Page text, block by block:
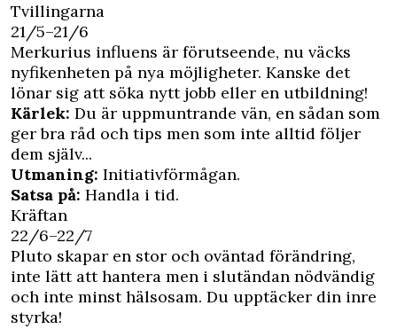
Tvillingarna
21/5–21/6
Merkurius influens är förutseende, nu väcks
nyfikenheten på nya möjligheter. Kanske det
lönar sig att söka nytt jobb eller en utbildning!
Kärlek: Du är uppmuntrande vän, en sådan som
ger bra råd och tips men som inte alltid följer
dem själv...
Utmaning: Initiativförmågan.
Satsa på: Handla i tid.
Kräftan
22/6–22/7
Pluto skapar en stor och oväntad förändring,
inte lätt att hantera men i slutändan nödvändig
och inte minst hälsosam. Du upptäcker din inre
styrka!